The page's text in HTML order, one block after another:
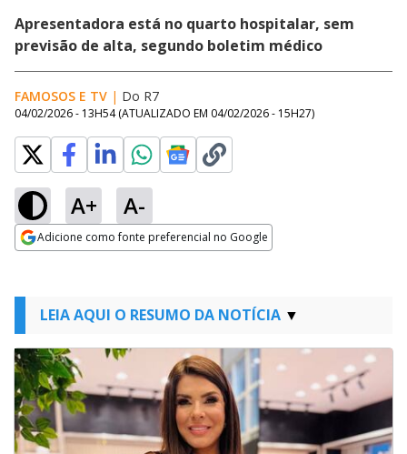
Apresentadora está no quarto hospitalar, sem
previsão de alta, segundo boletim médico
FAMOSOS E TV | Do R7
04/02/2026 - 13H54 (ATUALIZADO EM 04/02/2026 - 15H27)
A+ A-
Adicione como fonte preferencial no Google
LEIA AQUI O RESUMO DA NOTÍCIA